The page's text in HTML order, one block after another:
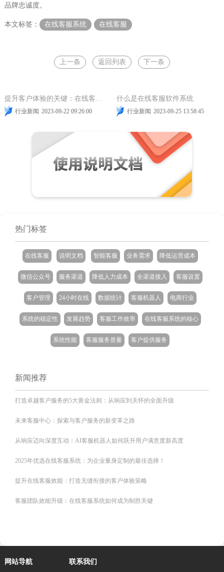
品牌忠诚度。
本文标签： 在线客服系统 在线客服
上一条 返回列表 下一条
提升客户体验的关键：在线客服软件必备功能
行业新闻 2023-09-22 09:26:00
什么是在线客服软件系统
行业新闻 2023-09-25 13:58:45
热门标签
在线客服 说明文档 智能客服 业务需求 降低运营成本
微信公众号 服务渠道 降低人力成本 全渠道接入 客服设置
客户管理 24小时在线 数据统计 客服机器人 电商行业
系统的稳定性 发展趋势 客服工作效率 在线客服系统的核心
系统性能 客服服务质量 客户提供服务
新闻推荐
打造卓越客户服务的5大黄金法则：从响应到关怀的全面升级
未来客服中心：探索与客户服务的新变革之路
从响应迈向深度互动：AI客服机器人如何跃升用户满意度新高度
2025年优选在线客服系统：为企业量身定制的最佳选择！
提升在线客服效能：打造无缝衔接的客户体验策略
客服团队效能升级：在线客服系统如何成为制胜关键
网站导航 联系我们